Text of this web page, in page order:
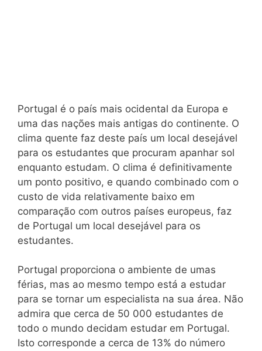
Portugal é o país mais ocidental da Europa e
uma das nações mais antigas do continente. O
clima quente faz deste país um local desejável
para os estudantes que procuram apanhar sol
enquanto estudam. O clima é definitivamente
um ponto positivo, e quando combinado com o
custo de vida relativamente baixo em
comparação com outros países europeus, faz
de Portugal um local desejável para os
estudantes.
Portugal proporciona o ambiente de umas
férias, mas ao mesmo tempo está a estudar
para se tornar um especialista na sua área. Não
admira que cerca de 50 000 estudantes de
todo o mundo decidam estudar em Portugal.
Isto corresponde a cerca de 13% do número